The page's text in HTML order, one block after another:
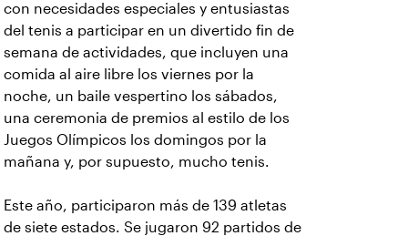
con necesidades especiales y entusiastas
del tenis a participar en un divertido fin de
semana de actividades, que incluyen una
comida al aire libre los viernes por la
noche, un baile vespertino los sábados,
una ceremonia de premios al estilo de los
Juegos Olímpicos los domingos por la
mañana y, por supuesto, mucho tenis.
Este año, participaron más de 139 atletas
de siete estados. Se jugaron 92 partidos de